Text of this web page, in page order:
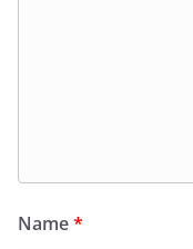
Name*